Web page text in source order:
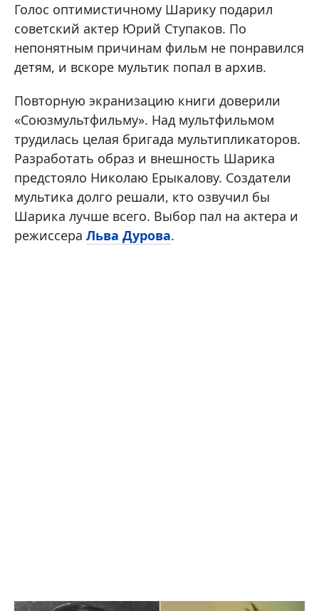
Голос оптимистичному Шарику подарил
советский актер Юрий Ступаков. По
непонятным причинам фильм не понравился
детям, и вскоре мультик попал в архив.
Повторную экранизацию книги доверили
«Союзмультфильму». Над мультфильмом
трудилась целая бригада мультипликаторов.
Разработать образ и внешность Шарика
предстояло Николаю Ерыкалову. Создатели
мультика долго решали, кто озвучил бы
Шарика лучше всего. Выбор пал на актера и
режиссера Льва Дурова.